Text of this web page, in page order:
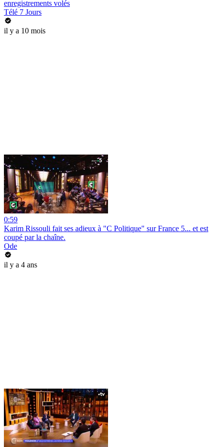
enregistrements volés
Télé 7 Jours
il y a 10 mois
0:59
Karim Rissouli fait ses adieux à "C Politique" sur France 5... et est
coupé par la chaîne.
Ode
il y a 4 ans